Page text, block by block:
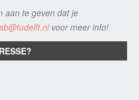
aan te geven dat je
voor meer info!